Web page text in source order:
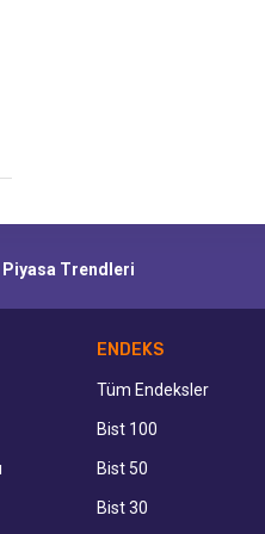
Trendleri
ENDEKS
Tüm Endeksler
Bist 100
Bist 50
Bist 30